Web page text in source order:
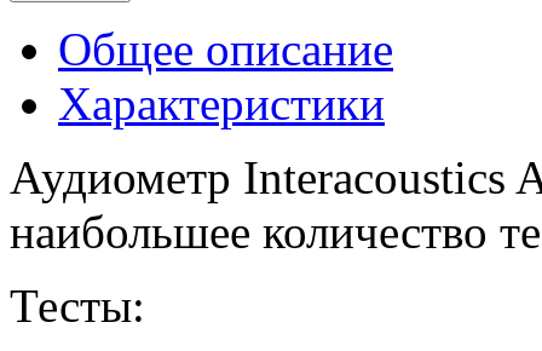
Общее описание
Характеристики
Аудиометр Interacoustics
наибольшее количество
Тесты: